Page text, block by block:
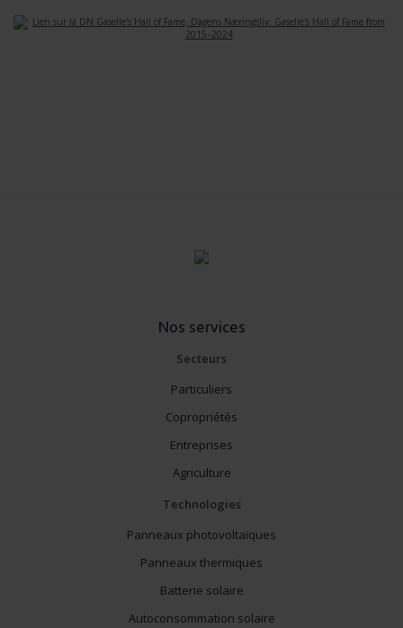
Nos services
Secteurs
Particuliers
Copropriétés
Entreprises
Agriculture
Technologies
Panneaux photovoltaïques
Panneaux thermiques
Batterie solaire
Autoconsommation solaire